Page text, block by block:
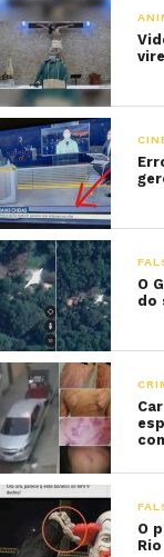
O
do
O